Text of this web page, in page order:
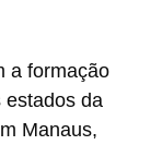
a formação
estados da
Manaus,